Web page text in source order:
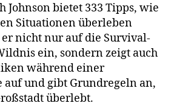
Johnson bietet 333 Tipps, wie
Situationen überleben
nicht nur auf die Survival-
ein, sondern zeigt auch
während einer
auf und gibt Grundregeln an,
überlebt.